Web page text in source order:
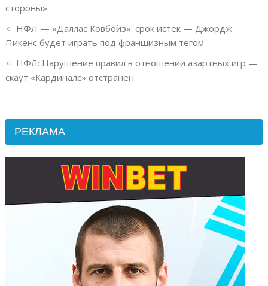
стороны»
НФЛ — «Даллас Ковбойз»: срок истек — Джордж
Пикенс будет играть под франшизным тегом
НФЛ: Нарушение правил в отношении азартных игр —
скаут «Кардиналс» отстранен
РЕКЛАМА